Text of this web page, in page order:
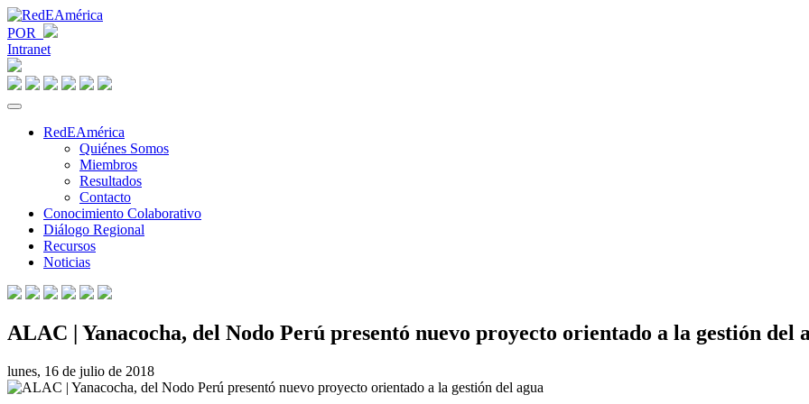
POR
Intranet
RedEAmérica
Quiénes Somos
Miembros
Resultados
Contacto
Conocimiento Colaborativo
Diálogo Regional
Recursos
Noticias
ALAC | Yanacocha, del Nodo Perú presentó nuevo proyecto orientado a la gestión del
lunes, 16 de julio de 2018